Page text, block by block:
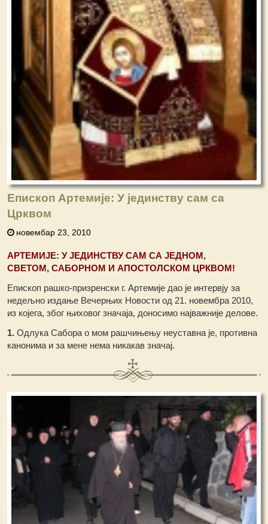
Епископ Артемије: У јединству сам са
Црквом
новембар 23, 2010
АРТЕМИЈЕ: У ЈЕДИНСТВУ САМ СА ЈЕДНОМ,
СВЕТОМ, САБОРНОМ И АПОСТОЛСКОМ ЦРКВОМ!
Епископ рашко-призренски г. Артемије дао је интервју за
недељно издање Вечерњих Новости од 21. новембра 2010,
из којега, због њиховог значаја, доносимо најважније делове.
1. Одлука Сабора о мом рашчињењу неуставна је, противна
канонима и за мене нема никакав значај.